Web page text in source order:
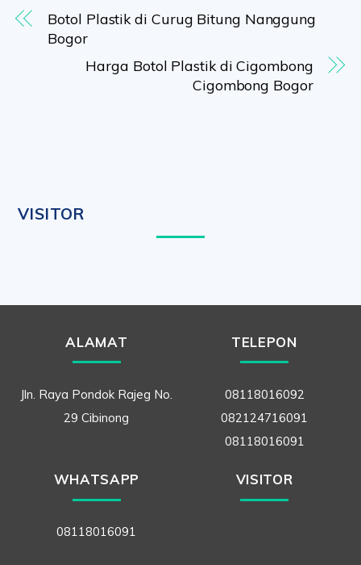
Botol Plastik di Curug Bitung Nanggung
Bogor
Harga Botol Plastik di Cigombong
Cigombong Bogor
VISITOR
ALAMAT
Jln. Raya Pondok Rajeg No.
29 Cibinong
TELEPON
08118016092
082124716091
08118016091
WHATSAPP
08118016091
VISITOR